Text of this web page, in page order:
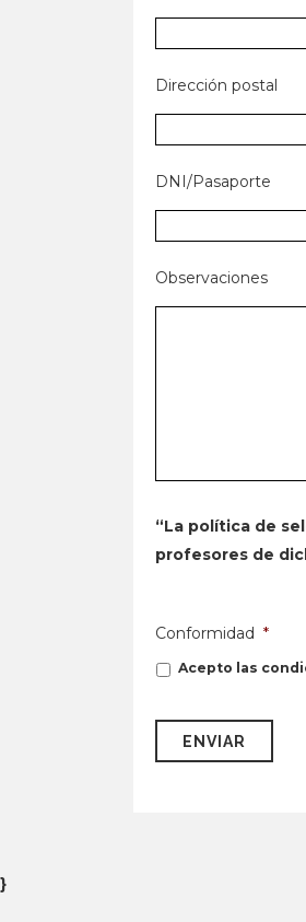
Dirección postal
DNI/Pasaporte
Observaciones
“La política de
profesores de
Conformidad *
Acepto las
}